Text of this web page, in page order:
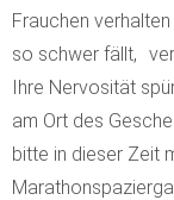
Frauchen
so schwer fällt,
Ihre Nervosität
am Ort des
bitte in dieser Zeit